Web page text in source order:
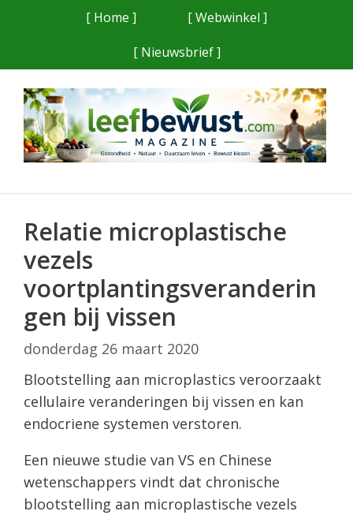
[ Home ]
[ Webwinkel ]
[ Nieuwsbrief ]
Relatie microplastische
vezels
voortplantingsveranderin
gen bij vissen
donderdag 26 maart 2020
Blootstelling aan microplastics veroorzaakt
cellulaire veranderingen bij vissen en kan
endocriene systemen verstoren.
Een nieuwe studie van VS en Chinese
wetenschappers vindt dat chronische
blootstelling aan microplastische vezels